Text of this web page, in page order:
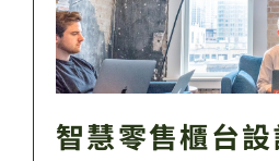
智慧零售櫃台設